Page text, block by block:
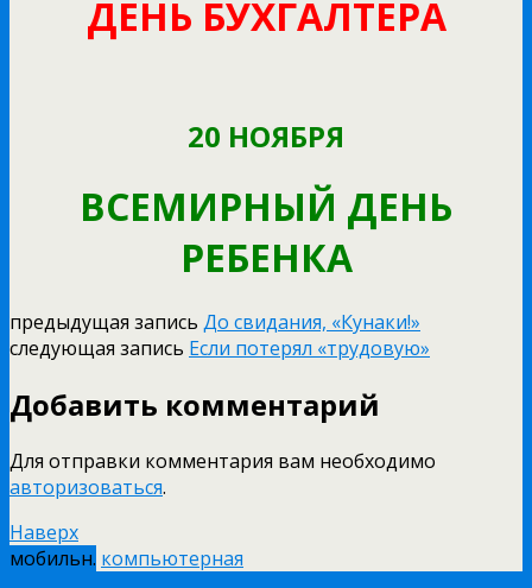
ДЕНЬ БУХГАЛТЕРА
20 НОЯБРЯ
ВСЕМИРНЫЙ ДЕНЬ
РЕБЕНКА
предыдущая запись До свидания, «Кунаки!»
следующая запись Если потерял «трудовую»
Добавить комментарий
Для отправки комментария вам необходимо
авторизоваться.
Наверх
мобильн. компьютерная